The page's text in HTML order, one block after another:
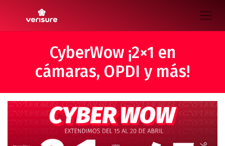
CyberWow ¡2×1 en
cámaras, OPDI y más!